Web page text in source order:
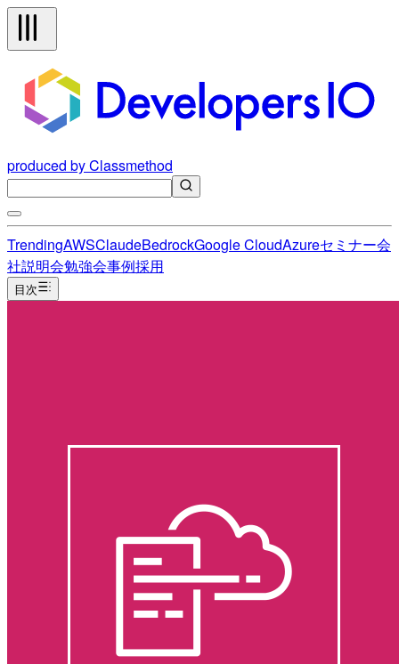
produced by Classmethod
TrendingAWSClaudeBedrockGoogle CloudAzureセミナー会
社説明会勉強会事例採用
目次